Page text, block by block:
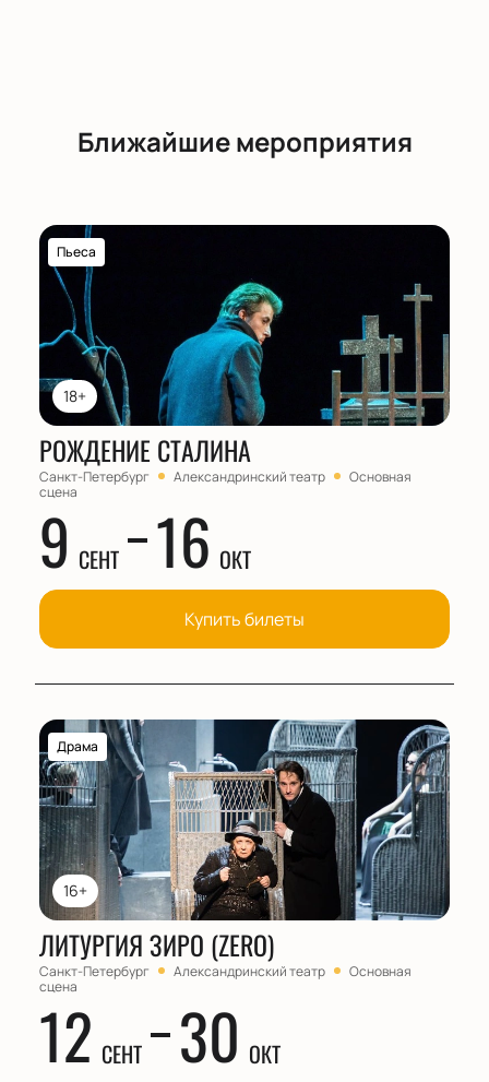
Ближайшие мероприятия
18+
Пьеса
РОЖДЕНИЕ СТАЛИНА
Санкт-Петербург Александринский театр
Основная
сцена
9 СЕНТ 16 ОКТ
Купить билеты
16+
Драма
ЛИТУРГИЯ ЗИРО (ZERO)
Санкт-Петербург Александринский театр
Основная
сцена
12 СЕНТ 30 ОКТ